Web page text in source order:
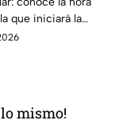
solar
que iniciará la
no perderte de
lo mismo!